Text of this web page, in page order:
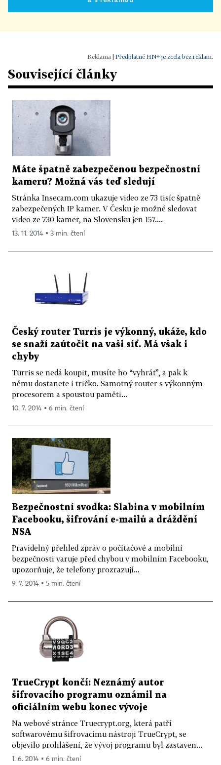
Předplatné HN+ je zcela bez reklam.
Související články
Máte špatně zabezpečenou bezpečnostní
kameru? Možná vás teď sledují
Stránka Insecam.com ukazuje video ze 73 tisíc špatně
zabezpečených IP kamer. V Česku je možné sledovat
video ze 730 kamer, na Slovensku jen 157....
13. 11. 2014 ▪ 3 min. čtení
Český router Turris je výkonný, ukáže, kdo
se snaží zaútočit na vaši síť. Má však i
chyby
Turris se nedá koupit, musíte ho “vyhrát”, a pak k
němu dostanete i tričko. Samotný router s výkonným
procesorem a spoustou paměti...
10. 7. 2014 ▪ 6 min. čtení
Bezpečnostní svodka: Slabina v mobilním
Facebooku, šifrování e-mailů a dráždění
NSA
Pravidelný přehled zpráv o počítačové a mobilní
bezpečnosti varuje před chybou v mobilním Facebooku,
upozorňuje, že telefony prozrazují...
9. 7. 2014 ▪ 5 min. čtení
TrueCrypt končí: Neznámý autor
šifrovacího programu oznámil na
oficiálním webu konec vývoje
Na webové stránce Truecrypt.org, která patří
softwarovému šifrovacímu nástroji TrueCrypt, se
objevilo prohlášení, že vývoj programu byl zastaven...
1. 6. 2014 ▪ 6 min. čtení